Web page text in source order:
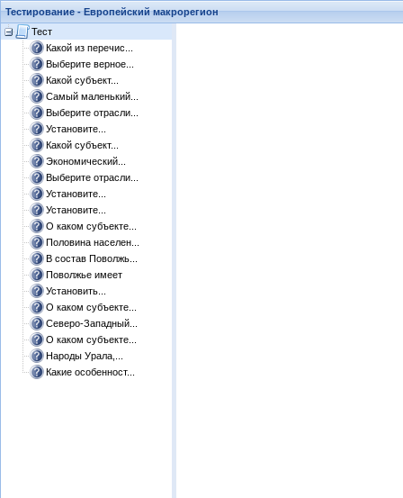
Тестирование - Европейский макрорегион
Тест
Какой из перечис...
Выберите верное...
Какой субъект...
Самый маленький...
Выберите отрасли...
Установите...
Какой субъект...
Экономический...
Выберите отрасли...
Установите...
Установите...
О каком субъекте...
Половина населен...
В состав Поволжь...
Поволжье имеет
Установить...
О каком субъекте...
Северо-Западный...
О каком субъекте...
Народы Урала,...
Какие особенност...